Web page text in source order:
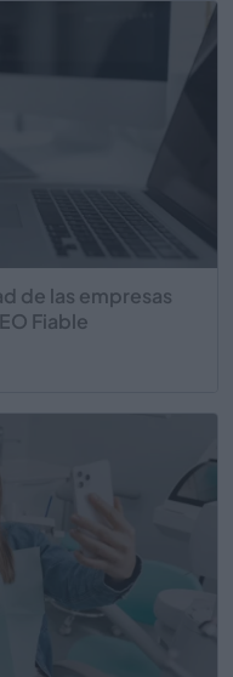
de las empresas
Fiable